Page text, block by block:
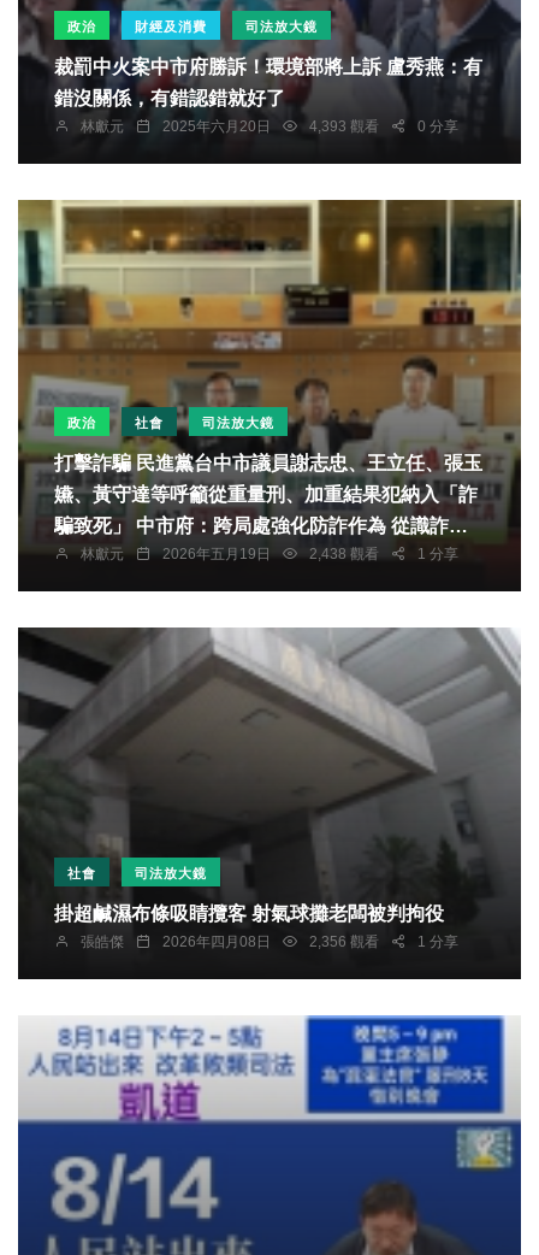
政治 財經及消費 司法放大鏡
裁罰中火案中市府勝訴！環境部將上訴 盧秀燕：有
錯沒關係，有錯認錯就好了
林獻元 2025年六月20日 4,393 觀看 0 分享
政治 社會 司法放大鏡
打擊詐騙 民進黨台中市議員謝志忠、王立任、張玉
嬿、黃守達等呼籲從重量刑、加重結果犯納入「詐
騙致死」 中市府：跨局處強化防詐作為 從識詐宣
導到強力查緝 詐欺案件與財損較去年同期均雙降
林獻元 2026年五月19日 2,438 觀看 1 分享
社會 司法放大鏡
掛超鹹濕布條吸睛攬客 射氣球攤老闆被判拘役
張皓傑 2026年四月08日 2,356 觀看 1 分享